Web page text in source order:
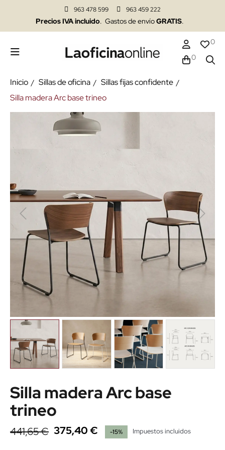
963 478 599 963 459 222
Precios IVA incluido. Gastos de envíoGRATIS.
0
0
Inicio Sillas de oficina
Sillas fijas confidente
Silla madera Arc base trineo
Silla madera Arc base
trineo
441,65 € 375,40 € -15% Impuestos incluidos